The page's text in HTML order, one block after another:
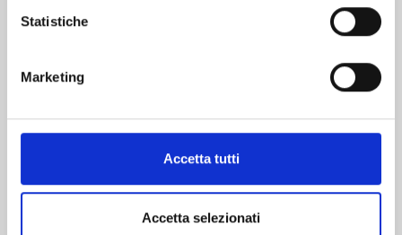
Statistiche
Marketing
Accetta tutti
Accetta selezionati
Mostra tutto